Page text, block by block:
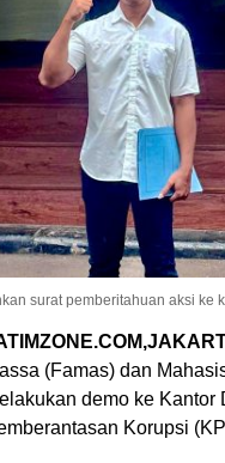
surat pemberitahuan aksi
(Famas) dan
demo ke
Korupsi